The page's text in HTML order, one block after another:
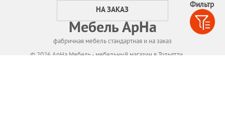
Фильтр
НА ЗАКАЗ
Мебель АрНа
фабричная мебель стандартная и на заказ
© 2026 АрНа Мебель - мебельный магазин в Тольятти